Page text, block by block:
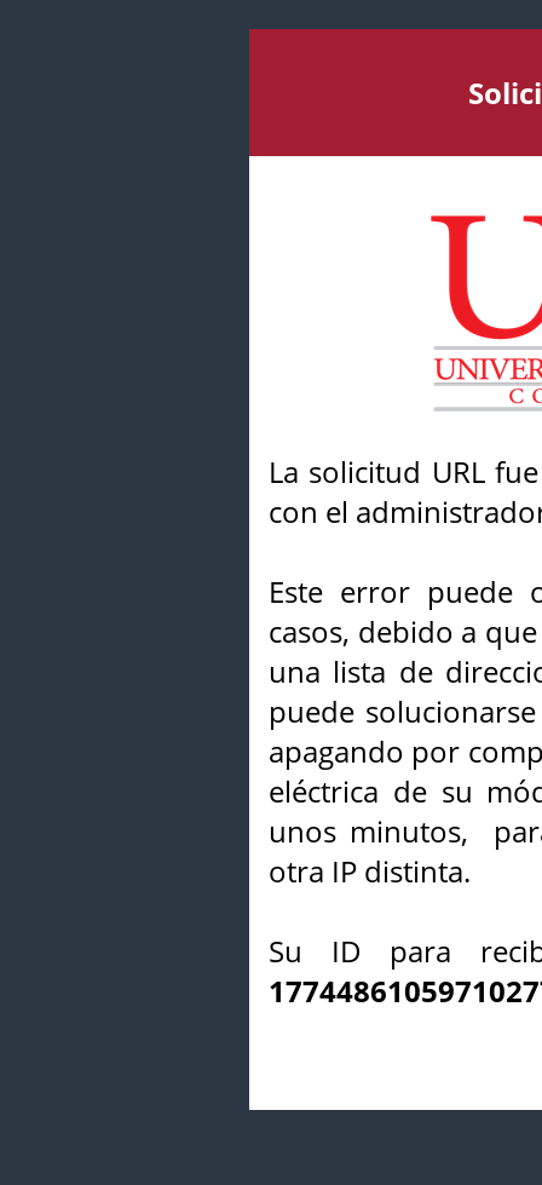
La solicitud URL
con el
Este error puede
casos, debido a
una lista de
puede
apagando por
eléctrica de su
unos minutos,
otra IP distinta.
Su ID para